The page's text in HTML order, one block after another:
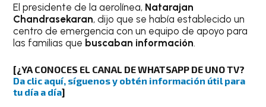
El presidente de la aerolínea, Natarajan
Chandrasekaran, dijo que se había establecido un
centro de emergencia con un equipo de apoyo para
las familias que buscaban información.
[¿YA CONOCES EL CANAL DE WHATSAPP DE UNO TV?
Da clic aquí, síguenos y obtén información útil para
tu día a día]